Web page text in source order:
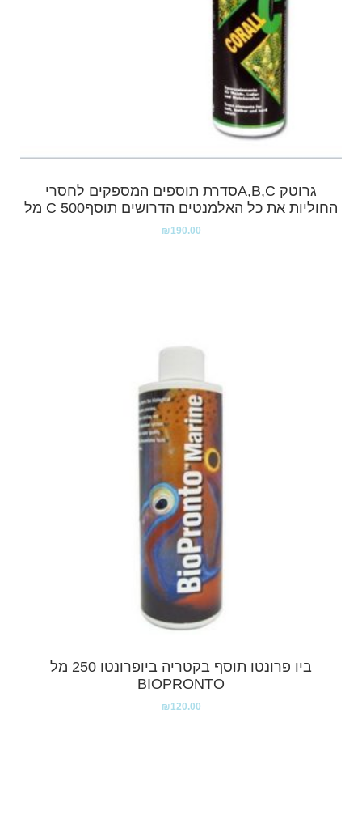
גרוטק A,B,Cסדרת תוספים המספקים לחסרי
החוליות את כל האלמנטים הדרושים תוסףC 500 מל
₪190.00
ביו פרונטו תוסף בקטריה ביופרונטו 250 מל
BIOPRONTO
₪120.00